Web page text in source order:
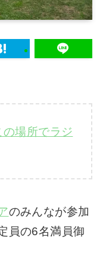
場所でラジ
のみんなが参加
員の6名満員御